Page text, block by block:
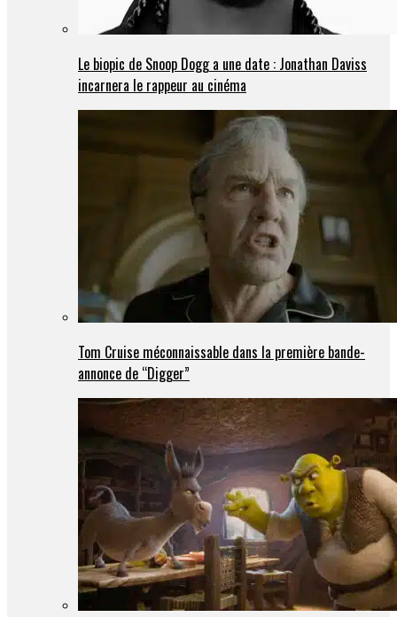
Le biopic de Snoop Dogg a une date : Jonathan Daviss
incarnera le rappeur au cinéma
Tom Cruise méconnaissable dans la première bande-
annonce de “Digger”